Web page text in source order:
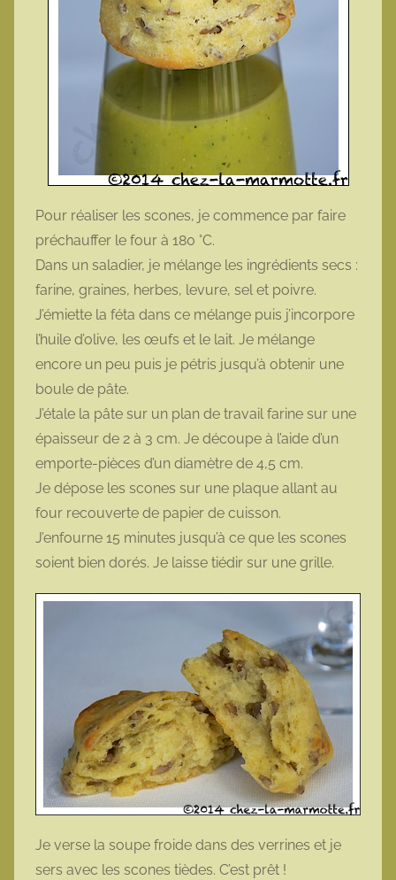
Pour réaliser les scones, je commence par faire
préchauffer le four à 180 °C.
Dans un saladier, je mélange les ingrédients secs :
farine, graines, herbes, levure, sel et poivre.
J’émiette la féta dans ce mélange puis j’incorpore
l’huile d’olive, les œufs et le lait. Je mélange
encore un peu puis je pétris jusqu’à obtenir une
boule de pâte.
J’étale la pâte sur un plan de travail farine sur une
épaisseur de 2 à 3 cm. Je découpe à l’aide d’un
emporte-pièces d’un diamètre de 4,5 cm.
Je dépose les scones sur une plaque allant au
four recouverte de papier de cuisson.
J’enfourne 15 minutes jusqu’à ce que les scones
soient bien dorés. Je laisse tiédir sur une grille.
Je verse la soupe froide dans des verrines et je
sers avec les scones tièdes. C’est prêt !